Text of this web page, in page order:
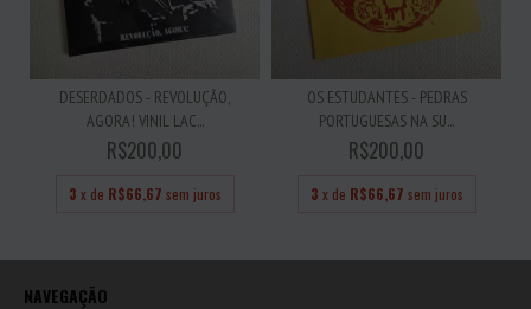
DESERDADOS - REVOLUÇÃO,
AGORA! VINIL LAC...
R$200,00
3 x de R$66,67 sem juros
OS ESTUDANTES - PEDRAS
PORTUGUESAS NA SU...
R$200,00
3 x de R$66,67 sem juros
NAVEGAÇÃO